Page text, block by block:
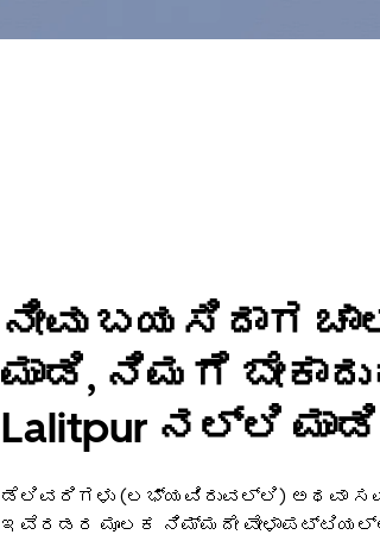
ನೀವು ಬಯಸಿದಾಗ
ಮಾಡಿ, ನಿಮಗೆ
Lalitpur ನಲ್ಲಿ ಮಾಡಿ
ಡೆಲಿವರಿಗಳು (ಲಭ್ಯವಿರುವಲ್ಲಿ) ಅಥವಾ
ಇವೆರಡರ ಮೂಲಕ ನಿಮ್ಮದೇ